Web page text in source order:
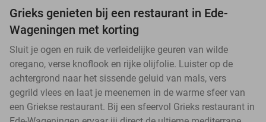
Grieks genieten bij een restaurant in Ede-
Wageningen met korting
Sluit je ogen en ruik de verleidelijke geuren van wilde
oregano, verse knoflook en rijke olijfolie. Luister op de
achtergrond naar het sissende geluid van mals, vers
gegrild vlees en laat je meenemen in de warme sfeer van
een Griekse restaurant. Bij een sfeervol Grieks restaurant in